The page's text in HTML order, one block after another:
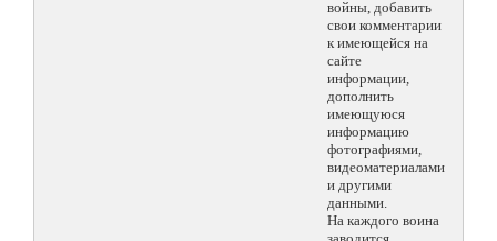
войны, добавить
свои комментарии
к имеющейся на
сайте
информации,
дополнить
имеющуюся
информацию
фотографиями,
видеоматериалами
и другими
данными.
На каждого воина